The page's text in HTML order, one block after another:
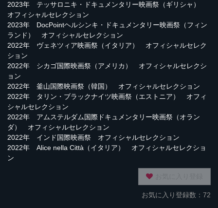
2023年 テッサロニキ・ドキュメンタリー映画祭（ギリシャ）
オフィシャルセレクション
2023年 DocPointヘルシンキ・ドキュメンタリー映画祭（フィン
ランド） オフィシャルセレクション
2022年 ヴェネツィア映画祭（イタリア） オフィシャルセレク
ション
2022年 シカゴ国際映画祭（アメリカ） オフィシャルセレクシ
ョン
2022年 釜山国際映画祭（韓国） オフィシャルセレクション
2022年 タリン・ブラックナイツ映画祭（エストニア） オフィ
シャルセレクション
2022年 アムステルダム国際ドキュメンタリー映画祭（オラン
ダ） オフィシャルセレクション
2022年 インド国際映画祭 オフィシャルセレクション
2022年 Alice nella Città（イタリア） オフィシャルセレクショ
ン
お気に入り登録数：72